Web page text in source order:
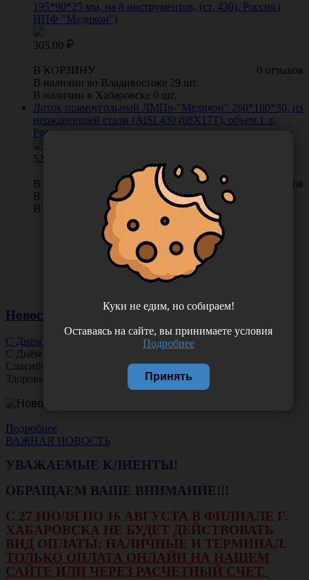
195*90*25 мм, на 8 инструментов, (ст. 430), Россия (
НПФ "Медикон")
305.00
0 отзывов
В КОРЗИНУ
В наличии во Владивостоке 29 шт.
В наличии в Хабаровске 0 шт.
Лоток прямоугольный ЛМПр-"Медикон" 260*180*30, из
нержавеющей стали (AISI 430 (08Х17Т), объем 1 л,
Россия
522.00
0 отзывов
В КОРЗИНУ
В наличии во Владивостоке 13 шт.
В наличии в Хабаровске 0 шт.
Новости
С Днём Офтальмолога!
С Днём
Спасибо за ясное зрение и заботу о пациентах.
Здоровья вам и новых профессиональных побед!
Подробнее
ВАЖНАЯ НОВОСТЬ
УВАЖАЕМЫЕ КЛИЕНТЫ!
ОБРАЩАЕМ ВАШЕ ВНИМАНИЕ!!!
С 27 ИЮЛЯ ПО 16 АВГУСТА В ФИЛИАЛЕ Г.
ХАБАРОВСКА НЕ БУДЕТ ДЕЙСТВОВАТЬ
ВИД ОПЛАТЫ: НАЛИЧНЫЕ И ТЕРМИНАЛ.
ТОЛЬКО ОПЛАТА ОНЛАЙН НА НАШЕМ
САЙТЕ ИЛИ ЧЕРЕЗ РАСЧЕТНЫЙ СЧЕТ.
Куки не едим, но собираем!
Оставаясь на сайте, вы принимаете условия
Подробнее
Принять